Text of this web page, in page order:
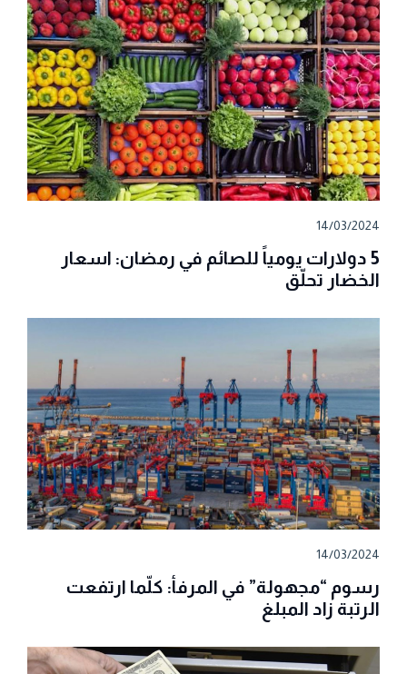
14/03/2024
5 دولارات يومياً للصائم في رمضان: اسعار
الخضار تحلّق
14/03/2024
رسوم “مجهولة” في المرفأ: كلّما ارتفعت
الرتبة زاد المبلغ